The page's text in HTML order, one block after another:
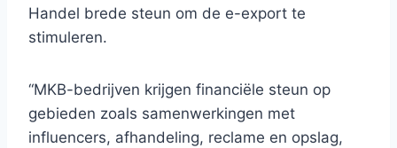
Handel brede steun om de e-export te
stimuleren.
“MKB-bedrijven krijgen financiële steun op
gebieden zoals samenwerkingen met
influencers, afhandeling, reclame en opslag,